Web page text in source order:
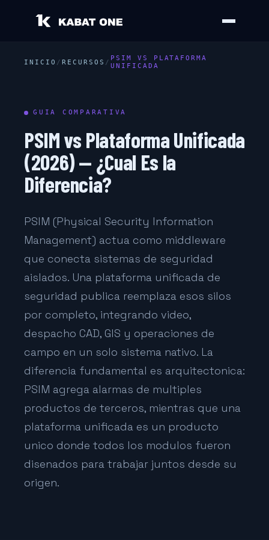
INICIO / RECURSOS / PSIM VS
PLATAFORMA
UNIFICADA
GUIA COMPARATIVA
PSIM vs Plataforma Unificada
(2026) — ¿Cual Es la
Diferencia?
PSIM (Physical Security Information
Management) actua como middleware
que conecta sistemas de seguridad
aislados. Una plataforma unificada de
seguridad publica reemplaza esos silos
por completo, integrando video,
despacho CAD, GIS y operaciones de
campo en un solo sistema nativo. La
diferencia fundamental es arquitectonica:
PSIM agrega alarmas de multiples
productos de terceros, mientras que una
plataforma unificada es un producto
unico donde todos los modulos fueron
disenados para trabajar juntos desde su
origen.